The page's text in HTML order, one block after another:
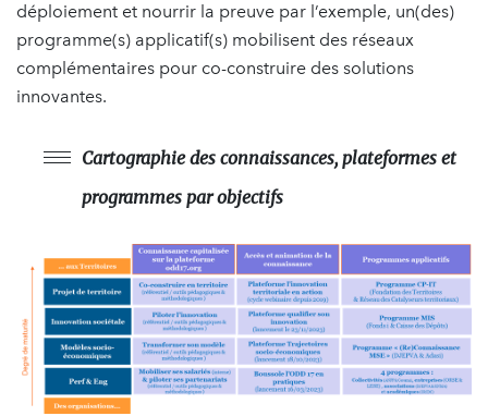
déploiement et nourrir la preuve par l’exemple, un(des)
programme(s) applicatif(s) mobilisent des réseaux
complémentaires pour co-construire des solutions
innovantes.
Cartographie des connaissances, plateformes et
programmes par objectifs